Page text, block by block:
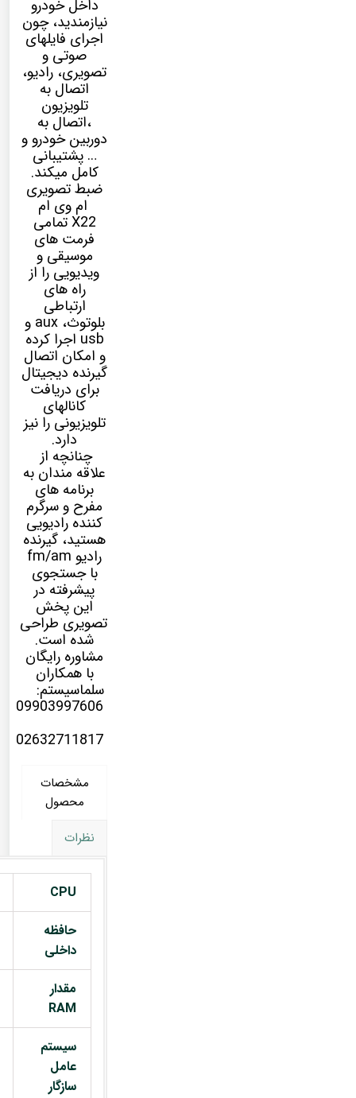
داخل خودرو
نیازمندید، چون
اجرای فایلهای
صوتی و
تصویری، رادیو،
اتصال به
تلویزیون
،اتصال به
دوربین خودرو و
… پشتیبانی
کامل میکند.
ضبط تصویری
ام وی ام
X22 تمامی
فرمت های
موسیقی و
ویدیویی را از
راه های
ارتباطی
بلوتوث، aux و
usb اجرا کرده
و امکان اتصال
گیرنده دیجیتال
برای دریافت
کانالهای
تلویزیونی را نیز
دارد.
چنانچه از
علاقه مندان به
برنامه های
مفرح و سرگرم
کننده رادیویی
هستید، گیرنده
رادیو fm/am
با جستجوی
پیشرفته در
این پخش
تصویری طراحی
شده است.
مشاوره رایگان
با همکاران
سلماسیستم:
09903997606
02632711817
مشخصات
محصول
نظرات
CPU
حافظه
داخلی
مقدار
RAM
سیستم
عامل
سازگار